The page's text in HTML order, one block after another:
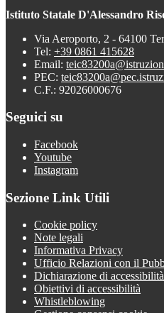
Istituto Statale D'Alessandro
Via Aeroporto, 2 - 64100
Tel: +39 0861 415628
Email:
PEC:
C.F.: 92026000676
Seguici su
Facebook
Youtube
Instagram
Sezione Link Utili
Cookie policy
Note legali
Informativa Privacy
Ufficio Relazioni con il
Dichiarazione di accessibilità
Obiettivi di accessibilità
Whistleblowing